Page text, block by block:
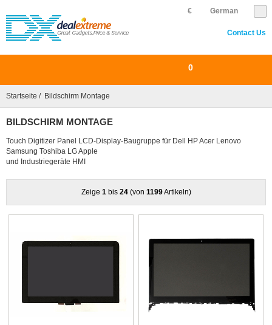
German
€
Contact Us
0
Startseite / Bildschirm Montage
BILDSCHIRM MONTAGE
Touch Digitizer Panel LCD-Display-Baugruppe für Dell HP Acer Lenovo
Samsung Toshiba LG Apple
und Industriegeräte HMI
Zeige 1bis 24(von 1199Artikeln)